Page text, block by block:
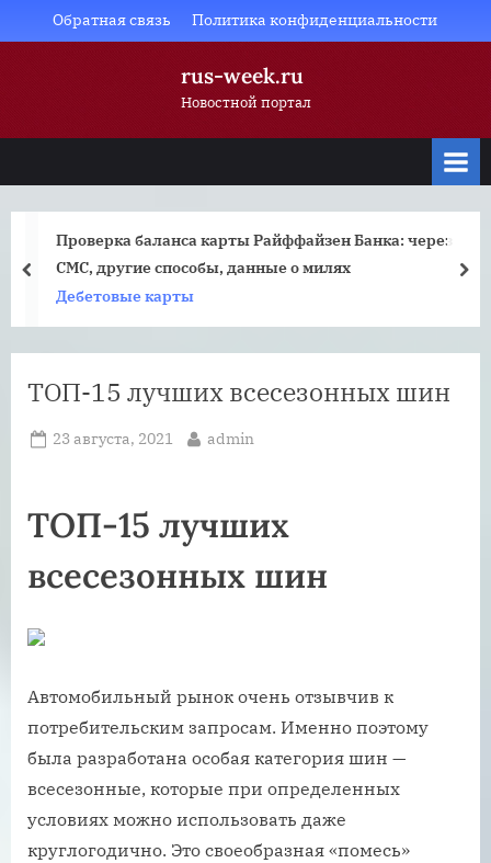
to
Обратная связь Политика конфиденциальности
rus-week.ru
Новостной портал
Проверка баланса карты Райффайзен Банка: через
СМС, другие способы, данные о милях
Дебетовые карты
prev
ТОП-15 лучших всесезонных шин
Posted
23 августа, 2021 By
admin
ТОП-15 лучших
всесезонных шин
Автомобильный рынок очень отзывчив к
потребительским запросам. Именно поэтому
была разработана особая категория шин —
всесезонные, которые при определенных
условиях можно использовать даже
круглогодично. Это своеобразная «помесь»